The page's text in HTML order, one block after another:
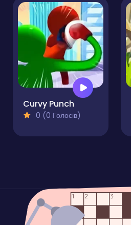
Curvy Punch
0 (0 Голосів)